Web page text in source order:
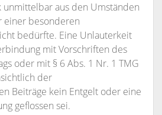
aus den Umständen
einer besonderen
bedürfte. Eine Unlauterkeit
mit Vorschriften des
oder mit § 6 Abs. 1 Nr. 1 TMG
der
Beiträge kein Entgelt oder eine
geflossen sei.